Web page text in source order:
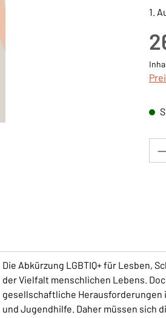
1.
Die Abkürzung LGBTIQ+ für Lesben,
der Vielfalt menschlichen Lebens.
gesellschaftliche Herausforderungen
und Jugendhilfe. Daher müssen sich